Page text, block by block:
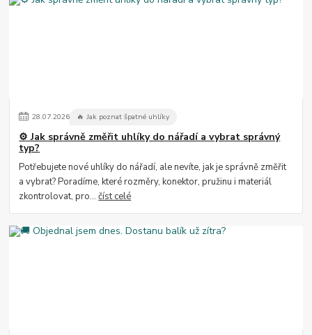
28.07.2026 🔥 Jak poznat špatné uhlíky
⚙️ Jak správně změřit uhlíky do nářadí a vybrat správný
typ?
Potřebujete nové uhlíky do nářadí, ale nevíte, jak je správně změřit
a vybrat? Poradíme, které rozměry, konektor, pružinu i materiál
zkontrolovat, pro...číst celé